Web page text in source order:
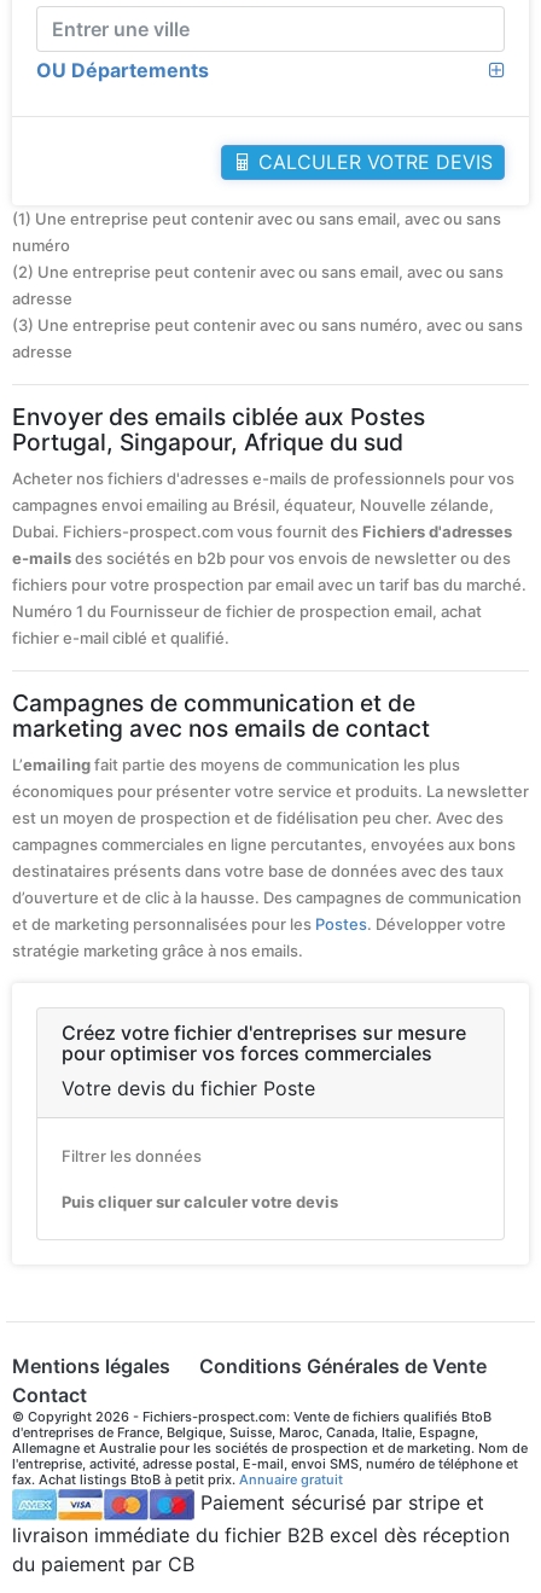
OU Départements
CALCULER VOTRE DEVIS
(1) Une entreprise peut contenir avec ou sans email, avec ou sans
numéro
(2) Une entreprise peut contenir avec ou sans email, avec ou sans
adresse
(3) Une entreprise peut contenir avec ou sans numéro, avec ou sans
adresse
Envoyer des emails ciblée aux Postes
Portugal, Singapour, Afrique du sud
Acheter nos fichiers d'adresses e-mails de professionnels pour vos
campagnes envoi emailing au Brésil, équateur, Nouvelle zélande,
Dubai. Fichiers-prospect.com vous fournit desFichiers d'adresses
e-mailsdes sociétés en b2b pour vos envois de newsletter ou des
fichiers pour votre prospection par email avec un tarif bas du marché.
Numéro 1 du Fournisseur de fichier de prospection email, achat
fichier e-mail ciblé et qualifié.
Campagnes de communication et de
marketing avec nos emails de contact
L’emailingfait partie des moyens de communication les plus
économiques pour présenter votre service et produits. La newsletter
est un moyen de prospection et de fidélisation peu cher. Avec des
campagnes commerciales en ligne percutantes, envoyées aux bons
destinataires présents dans votre base de données avec des taux
d’ouverture et de clic à la hausse. Des campagnes de communication
et de marketing personnalisées pour les Postes. Développer votre
stratégie marketing grâce à nos emails.
Créez votre fichier d'entreprises sur mesure
pour optimiser vos forces commerciales
Votre devis du fichier Poste
Filtrer les données
Puis cliquer sur calculer votre devis
Mentions légales
Conditions Générales de Vente
Contact
© Copyright 2026 - Fichiers-prospect.com: Vente de fichiers qualifiés BtoB
d'entreprises de France, Belgique, Suisse, Maroc, Canada, Italie, Espagne,
Allemagne et Australie pour les sociétés de prospection et de marketing. Nom de
l'entreprise, activité, adresse postal, E-mail, envoi SMS, numéro de téléphone et
fax. Achat listings BtoB à petit prix. Annuaire gratuit
Paiement sécurisé par stripe et
livraison immédiate du fichier B2B excel dès réception
du paiement par CB